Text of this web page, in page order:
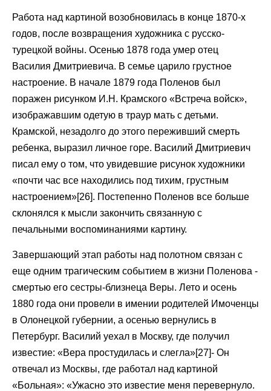
Работа над картиной возобновилась в конце 1870-х
годов, после возвращения художника с русско-
турецкой войны. Осенью 1878 года умер отец
Василия Дмитриевича. В семье царило грустное
настроение. В начале 1879 года Поленов был
поражен рисунком И.Н. Крамского «Встреча войск»,
изображавшим одетую в траур мать с детьми.
Крамской, незадолго до этого переживший смерть
ребенка, выразил личное горе. Василий Дмитриевич
писал ему о том, что увидевшие рисунок художники
«почти час все находились под тихим, грустным
настроением»[26]. Постепенно Поленов все больше
склонялся к мысли закончить связанную с
печальными воспоминаниями картину.
Завершающий этап работы над полотном связан с
еще одним трагическим событием в жизни Поленова -
смертью его сестры-близнеца Веры. Лето и осень
1880 года они провели в имении родителей Имоченцы
в Олонецкой губернии, а осенью вернулись в
Петербург. Василий уехал в Москву, где получил
известие: «Вера простудилась и слегла»[27]- Он
отвечал из Москвы, где работал над картиной
«Больная»: «Ужасно это известие меня перевернуло.